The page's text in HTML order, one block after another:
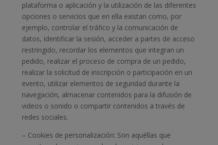
plataforma o aplicación y la utilización de las diferentes
opciones o servicios que en ella existan como, por
ejemplo, controlar el tráfico y la comunicación de
datos, identificar la sesión, acceder a partes de acceso
restringido, recordar los elementos que integran un
pedido, realizar el proceso de compra de un pedido,
realizar la solicitud de inscripción o participación en un
evento, utilizar elementos de seguridad durante la
navegación, almacenar contenidos para la difusión de
videos o sonido o compartir contenidos a través de
redes sociales.
– Cookies de personalización: Son aquéllas que